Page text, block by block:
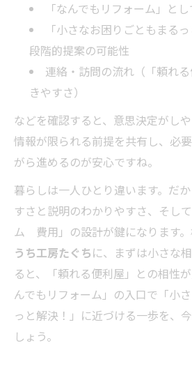
「なんでもリフォーム」と
「小さなお困りごともまる
段階的提案の可能性
連絡・訪問の流れ（「頼れ
きやすさ）
などを確認すると、意思決定がし
情報が限られる前提を共有し、必
がら進めるのが安心ですね。
暮らしは一人ひとり違います。だ
すさと説明のわかりやすさ、そし
ム 費用」の設計が鍵になります
うち工房たぐちに、まずは小さな
ると、「頼れる便利屋」との相性
んでもリフォーム」の入口で「小
っと解決！」に近づける一歩を、
しょう。